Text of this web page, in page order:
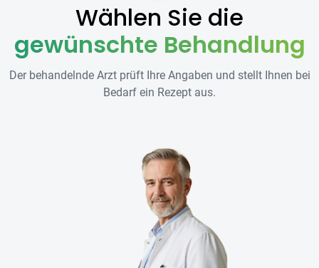
Wählen Sie die
gewünschte Behandlung
Der behandelnde Arzt prüft Ihre Angaben und stellt Ihnen bei
Bedarf ein Rezept aus.